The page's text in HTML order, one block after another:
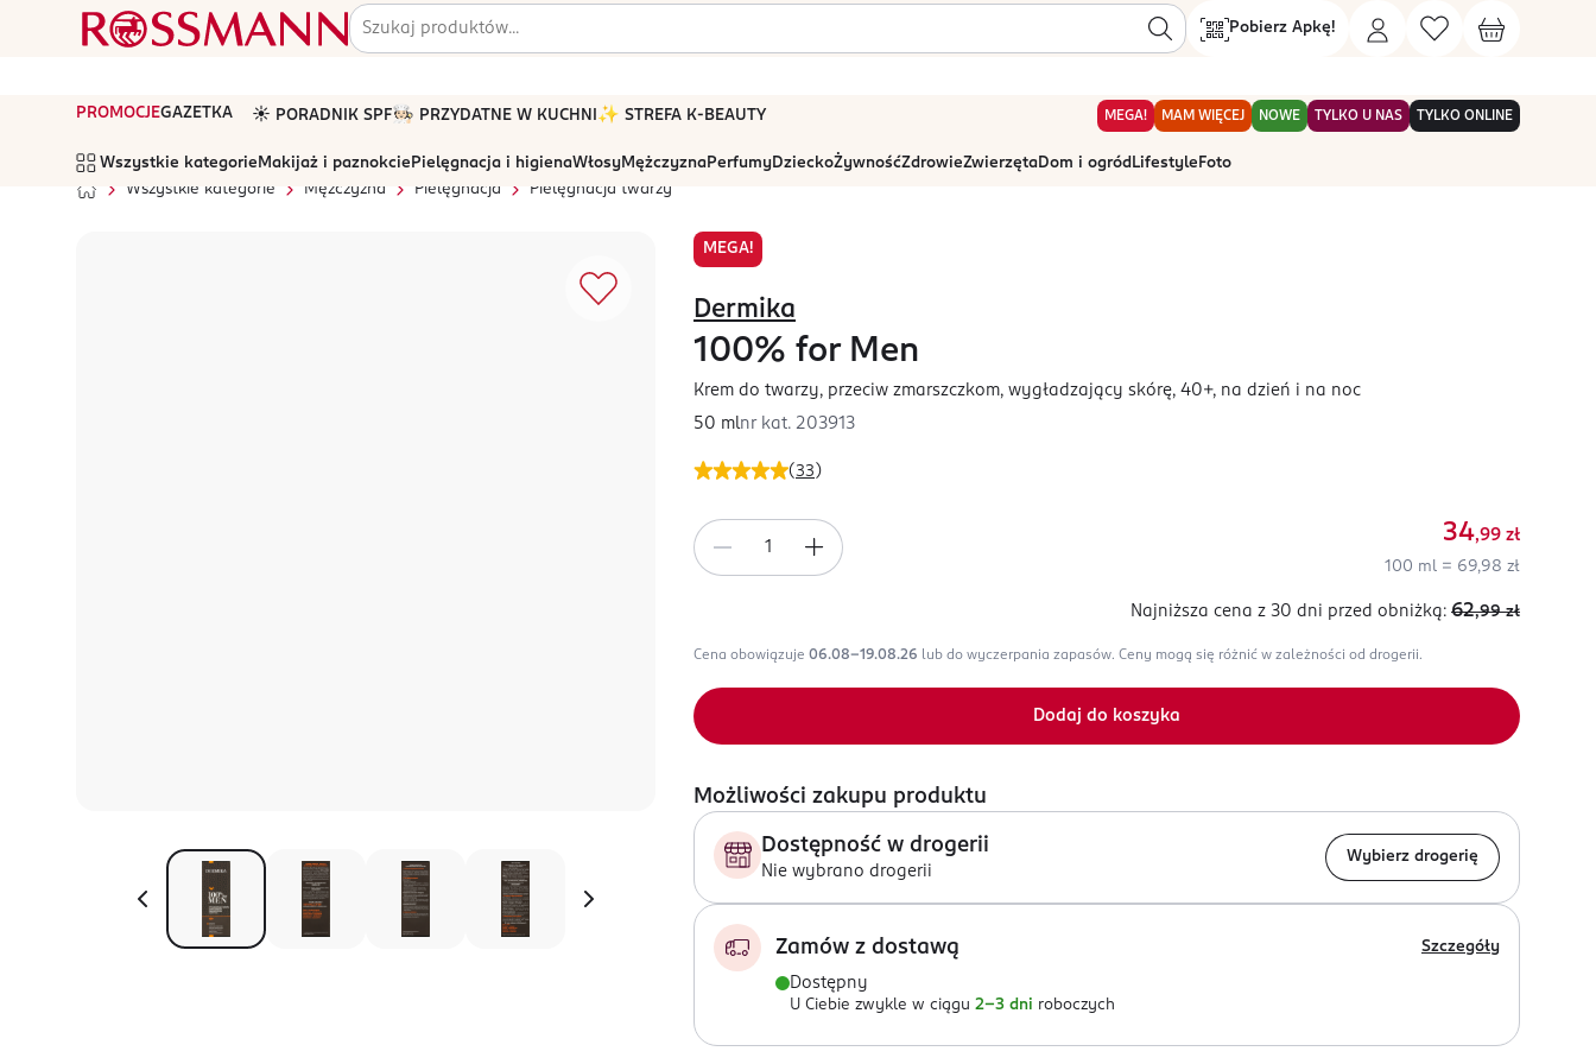
Pobierz Apkę!
PROMOCJEGAZETKA ☀️ PORADNIK SPF🧑🏻‍🍳 PRZYDATNE W KUCHNI ✨ STREFA K-BEAUTY MEGA! MAM WIĘCEJ NOWE TYLKO U NAS TYLKO ONLINE
Wszystkie kategorie Makijaż i paznokcie Pielęgnacja i higienaWłosyMężczyznaPerfumyDzieckoŻywnośćZdrowieZwierzętaDom i ogród Lifestyle Foto
Wszystkie kategorie
Mężczyzna Pielęgnacja Pielęgnacja twarzy
MEGA!
(33 )
Dermika
100% for Men
Krem do twarzy, przeciw zmarszczkom, wygładzający skórę, 40+, na dzień i na noc
50 mlnr kat. 203913
34,99 zł
100 ml = 69,98 zł
Najniższa cena z 30 dni przed obniżką: 62,99 zł
Cena obowiązuje 06.08-19.08.26 lub do wyczerpania zapasów. Ceny mogą się różnić w zależności od drogerii.
Dodaj do koszyka
Możliwości zakupu produktu
Dostępność w drogerii
Nie wybrano drogerii
Wybierz drogerię
Zamów z dostawą Szczegóły
Dostępny
U Ciebie zwykle w ciągu 2-3 dni roboczych